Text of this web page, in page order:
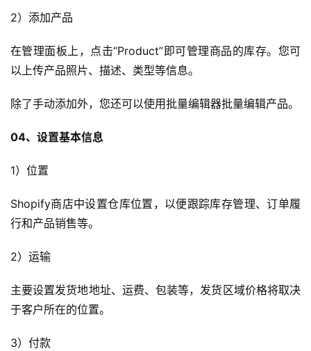
2）添加产品
在管理面板上，点击“Product”即可管理商品的库存。您可
以上传产品照片、描述、类型等信息。
除了手动添加外，您还可以使用批量编辑器批量编辑产品。
04、设置基本信息
1）位置
Shopify商店中设置仓库位置，以便跟踪库存管理、订单履
行和产品销售等。
2）运输
主要设置发货地地址、运费、包装等，发货区域价格将取决
于客户所在的位置。
3）付款